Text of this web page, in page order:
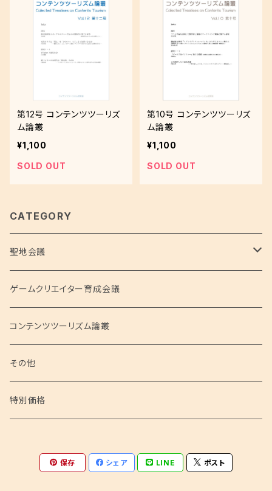
第12号 コンテンツツーリズ
ム論叢
¥1,100
SOLD OUT
第10号 コンテンツツーリズ
ム論叢
¥1,100
SOLD OUT
CATEGORY
聖地会議
聖地会議シリーズ
聖地会議 総集編
聖地会議 映像
ゲームクリエイター育成会議
コンテンツツーリズム論叢
その他
特別価格
保存 シェア LINE ポスト